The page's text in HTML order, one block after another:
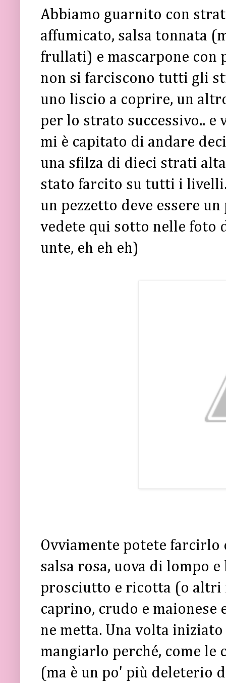
Abbiamo guarnito con
affumicato, salsa tonnata
frullati) e mascarpone con
non si farciscono tutti gli
uno liscio a coprire, un
per lo strato successivo.. e
mi è capitato di andare
una sfilza di dieci strati
stato farcito su tutti i
un pezzetto deve essere
vedete qui sotto nelle foto
unte, eh eh eh)
Ovviamente potete farcirlo
salsa rosa, uova di lompo
prosciutto e ricotta (o altri
caprino, crudo e maionese
ne metta. Una volta
mangiarlo perché, come
(ma è un po' più deleterio